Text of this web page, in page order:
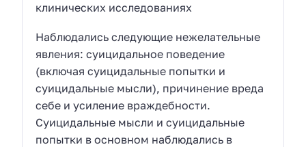
клинических исследованиях
Наблюдались следующие нежелательные
явления: суицидальное поведение
(включая суицидальные попытки и
суицидальные мысли), причинение вреда
себе и усиление враждебности.
Суицидальные мысли и суицидальные
попытки в основном наблюдались в